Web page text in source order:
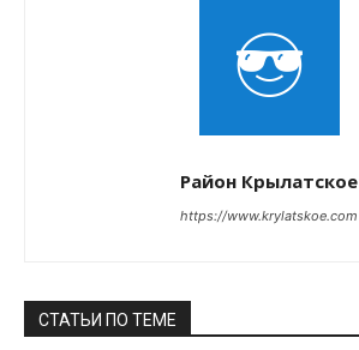
Район Крылатское
https://www.krylatskoe.com
СТАТЬИ ПО ТЕМЕ